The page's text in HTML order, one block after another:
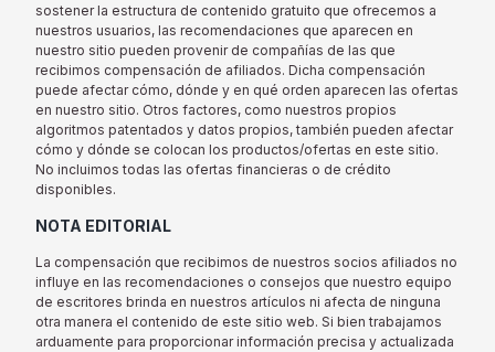
sostener la estructura de contenido gratuito que ofrecemos a
nuestros usuarios, las recomendaciones que aparecen en
nuestro sitio pueden provenir de compañías de las que
recibimos compensación de afiliados. Dicha compensación
puede afectar cómo, dónde y en qué orden aparecen las ofertas
en nuestro sitio. Otros factores, como nuestros propios
algoritmos patentados y datos propios, también pueden afectar
cómo y dónde se colocan los productos/ofertas en este sitio.
No incluimos todas las ofertas financieras o de crédito
disponibles.
NOTA EDITORIAL
La compensación que recibimos de nuestros socios afiliados no
influye en las recomendaciones o consejos que nuestro equipo
de escritores brinda en nuestros artículos ni afecta de ninguna
otra manera el contenido de este sitio web. Si bien trabajamos
arduamente para proporcionar información precisa y actualizada